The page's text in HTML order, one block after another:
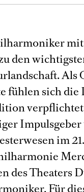
den
Als
fühlen sich
im
des Theaters
Für